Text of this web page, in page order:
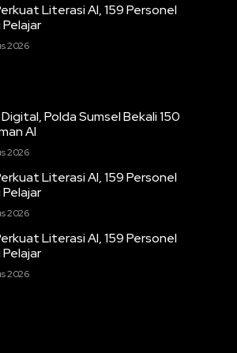
Literasi AI, 159 Personel
2026
Polda Sumsel Bekali 150
AI
2026
Literasi AI, 159 Personel
2026
Literasi AI, 159 Personel
2026